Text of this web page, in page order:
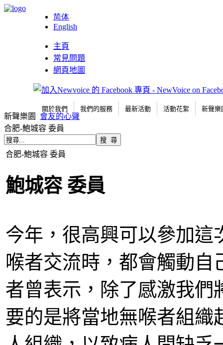
简体
English
主頁
常見問題
網頁地圖
關於我們 我們的服務 最新活動 活動花絮 新聲樂
新聲樂園
會友的心聲
合肥-鮑城容 委員
合肥-鮑城容 委員
鮑城容 委員
今年，很高興可以參加這
喉者交流時，都會觸動自
者曾表示，除了感激我們
要的是將當地無喉者組織